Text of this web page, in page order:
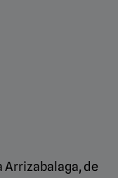
Arrizabalaga, de